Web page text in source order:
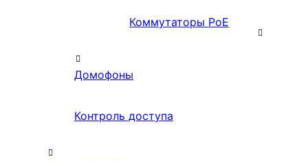
Коммутаторы PoE
Домофоны
Контроль доступа